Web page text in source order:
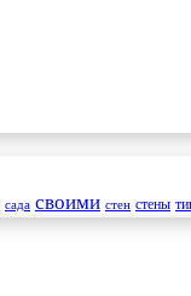
сада своими стен стены